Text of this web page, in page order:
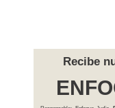
Recibe